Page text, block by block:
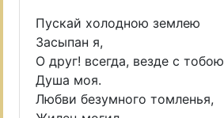
Пускай холодною землею
Засыпан я,
О друг! всегда, везде с тобою
Душа моя.
Любви безумного томленья,